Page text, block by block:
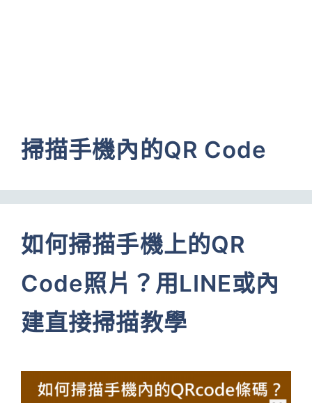
掃描手機內的QR Code
如何掃描手機上的QR
Code照片？用LINE或內
建直接掃描教學